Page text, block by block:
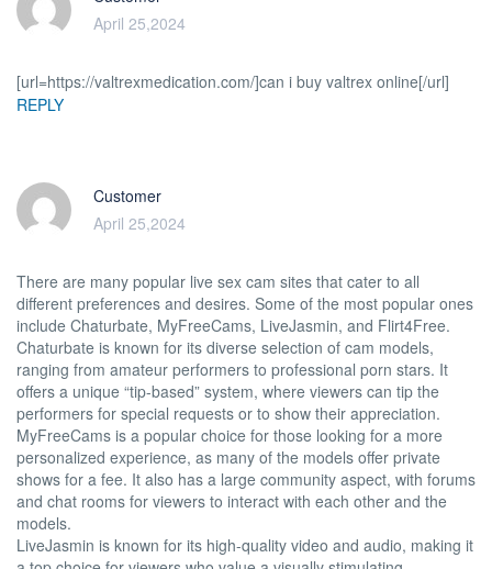
April 25,2024
[url=https://valtrexmedication.com/]can i buy valtrex online[/url]
REPLY
Customer
April 25,2024
There are many popular live sex cam sites that cater to all
different preferences and desires. Some of the most popular ones
include Chaturbate, MyFreeCams, LiveJasmin, and Flirt4Free.
Chaturbate is known for its diverse selection of cam models,
ranging from amateur performers to professional porn stars. It
offers a unique “tip-based” system, where viewers can tip the
performers for special requests or to show their appreciation.
MyFreeCams is a popular choice for those looking for a more
personalized experience, as many of the models offer private
shows for a fee. It also has a large community aspect, with forums
and chat rooms for viewers to interact with each other and the
models.
LiveJasmin is known for its high-quality video and audio, making it